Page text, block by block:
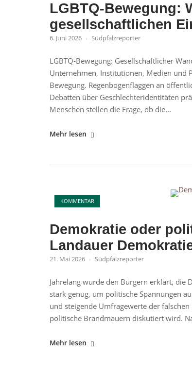
LGBTQ-Bewegung:
gesellschaftlichen
6. Juni 2026 Südpfalzreporter
LGBTQ-Bewegung: Gesellschaftlicher
Unternehmen, Institutionen, Medien und
Bewegung. Regenbogenflaggen an
Debatten über Geschlechteridentitäten
Menschen stellen die Frage, ob die...
"LGBTQ-
einer
gesellschaftlichen
sprechen"
Mehr lesen
KOMMENTAR
Open post
Demokratie oder
Landauer
21. Mai 2026 Südpfalzreporter
Jahrelang wurde den Bürgern erklärt, die
stark genug, um politische Spannungen
und steigende Umfragewerte der
politische Brandmauern diskutiert wird.
"Demokratie
Mehr lesen